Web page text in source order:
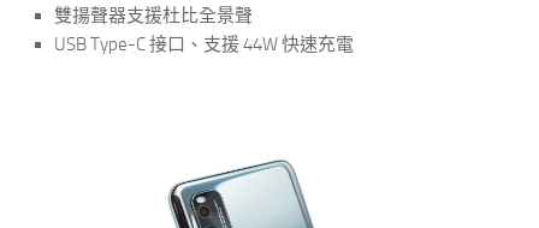
雙揚聲器支援杜比全景聲
USB Type-C 接口、支援 44W 快速充電